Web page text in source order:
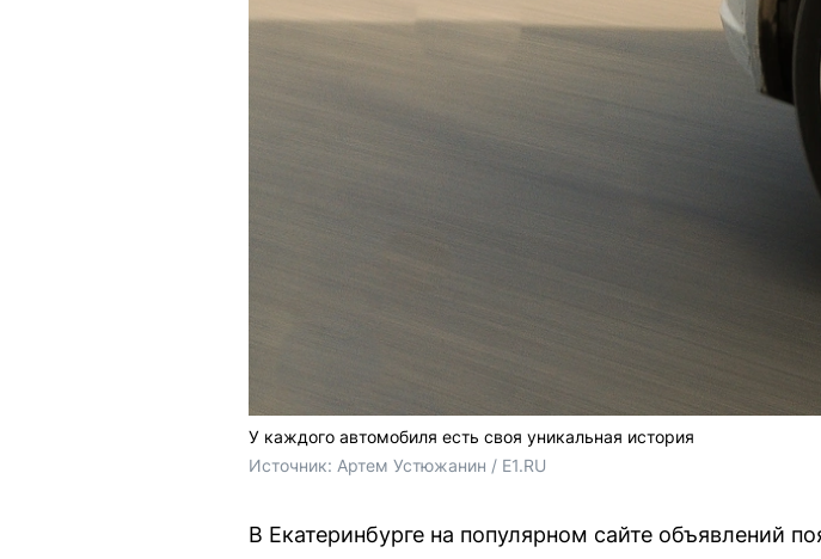
У каждого автомобиля есть своя уникальная история
Источник: Артем Устюжанин / E1.RU
В Екатеринбурге на популярном сайте объявлений